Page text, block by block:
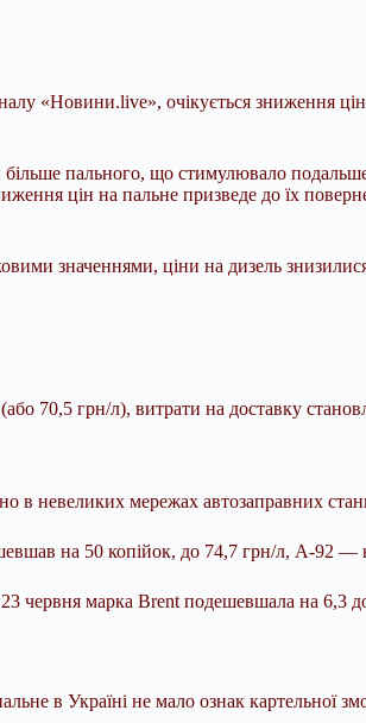
«Новини.live», очікується зниження
пального, що стимулювало
цін на пальне призведе до їх
значеннями, ціни на дизель
70,5 грн/л), витрати на доставку
в невеликих мережах автозаправних
на 50 копійок, до 74,7 грн/л, А-92 —
червня марка Brent подешевшала на 6,3
в Україні не мало ознак картельної